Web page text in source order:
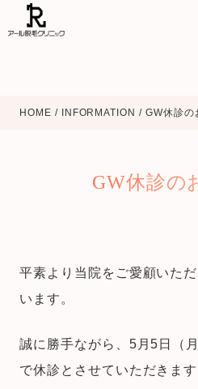
HOME / INFORMATION /GW休診の
GW休診の
平素より当院をご愛顧いた
います。
誠に勝手ながら、5月5日（
で休診とさせていただきます